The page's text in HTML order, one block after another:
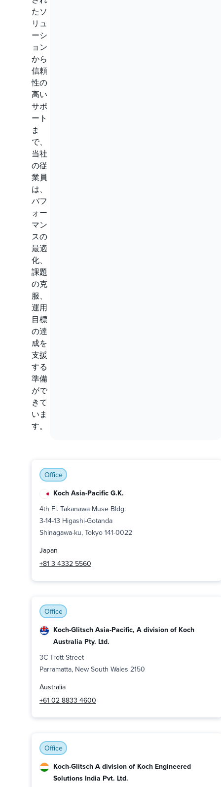
たソ
リュ
ーシ
ョン
から
信頼
性の
高い
サポ
ート
ま
で、
当社
の従
業員
は、
パフ
ォー
マン
スの
最適
化、
課題
の克
服、
運用
目標
の達
成を
支援
する
準備
がで
きて
いま
す。
Office
Koch Asia-Pacific G.K.
4th Fl. Takanawa Muse Bldg.
3-14-13 Higashi-Gotanda
Shinagawa-ku, Tokyo 141-0022
Japan
+81 3 4332 5560
Office
Koch-Glitsch Asia-Pacific, A division of Koch
Australia Pty. Ltd.
3C Trott Street
Parramatta, New South Wales 2150
Australia
+61 02 8833 4600
Office
Koch-Glitsch A division of Koch Engineered
Solutions India Pvt. Ltd.